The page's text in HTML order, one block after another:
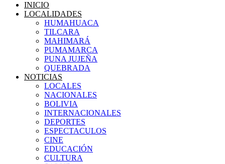
INICIO
LOCALIDADES
HUMAHUACA
TILCARA
MAHIMARÁ
PUMAMARCA
PUNA JUJEÑA
QUEBRADA
NOTICIAS
LOCALES
NACIONALES
BOLIVIA
INTERNACIONALES
DEPORTES
ESPECTACULOS
CINE
EDUCACIÓN
CULTURA